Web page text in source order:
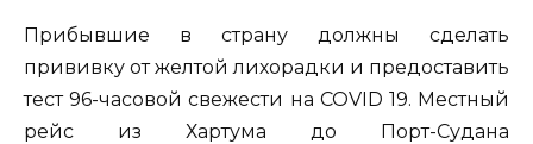
Прибывшие в страну должны сделать
прививку от желтой лихорадки и предоставить
тест 96-часовой свежести на COVID 19. Местный
рейс из Хартума до Порт-Судана